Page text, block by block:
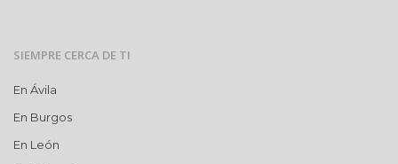
SIEMPRE CERCA DE TI
En Ávila
En Burgos
En León